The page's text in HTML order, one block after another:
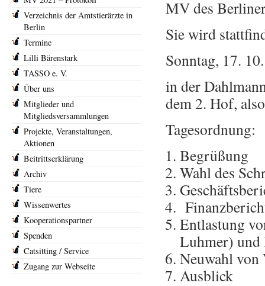
MV des
Sie wird
Sonntag, 17.
in der
dem 2. Hof,
Tagesordnung:
Begrüßung
Wahl des
Entlastung
Luhmer) und
Neuwahl von
Ausblick
Verzeichnis der Amtstierärzte in
Berlin
Termine
Lilli Bärenstark
TASSO e. V.
Über uns
Mitglieder und
Mitgliedsversammlungen
Projekte, Veranstaltungen,
Aktionen
Beitrittserklärung
Archiv
Tiere
Wissenwertes
Kooperationspartner
Spenden
Catsitting / Service
Zugang zur Webseite